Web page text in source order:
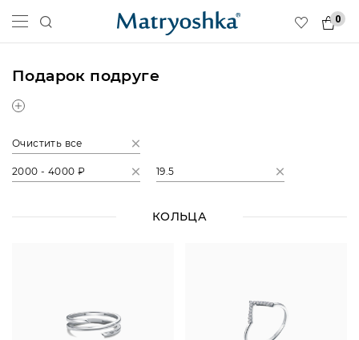
0
Подарок подруге
Очистить все
2000 - 4000 ₽ 19.5
КОЛЬЦА